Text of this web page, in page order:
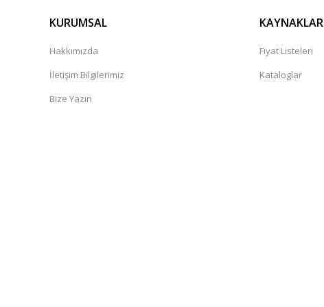
KURUMSAL
Hakkımızda
İletişim Bilgilerimiz
Bize Yazın
KAYNAKLAR
Fiyat Listeleri
Kataloglar